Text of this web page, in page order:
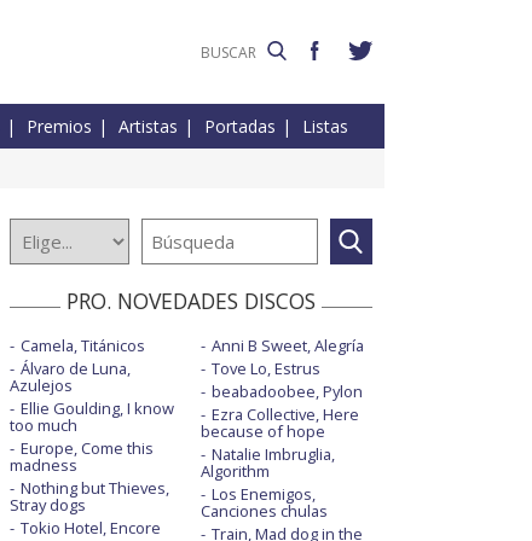
Premios Artistas Portadas Listas
PRO. NOVEDADES DISCOS
Camela, Titánicos
Álvaro de Luna,
Azulejos
Ellie Goulding, I know
too much
Europe, Come this
madness
Nothing but Thieves,
Stray dogs
Tokio Hotel, Encore
Anni B Sweet, Alegría
Tove Lo, Estrus
beabadoobee, Pylon
Ezra Collective, Here
because of hope
Natalie Imbruglia,
Algorithm
Los Enemigos,
Canciones chulas
Train, Mad dog in the